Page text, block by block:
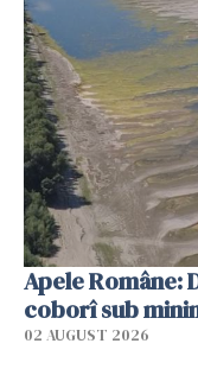
Apele Române:
coborî sub
02 AUGUST 2026